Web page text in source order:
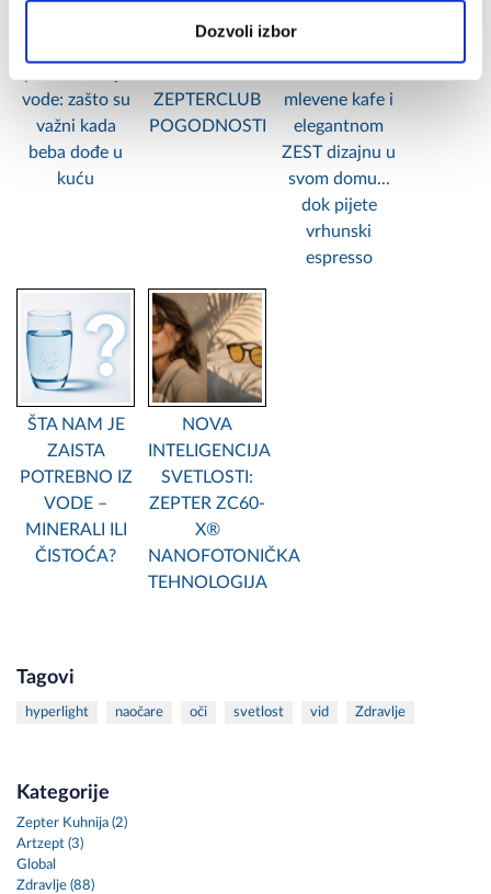
Dozvoli izbor
vode: zašto su
važni kada
beba dođe u
kuću
ZEPTERCLUB
POGODNOSTI
mlevene kafe i
elegantnom
ZEST dizajnu u
svom domu...
dok pijete
vrhunski
espresso
ŠTA NAM JE
ZAISTA
POTREBNO IZ
VODE –
MINERALI ILI
ČISTOĆA?
NOVA
INTELIGENCIJA
SVETLOSTI:
ZEPTER ZC60-
X®
NANOFOTONIČKA
TEHNOLOGIJA
Tagovi
hyperlight naočare oči svetlost vid Zdravlje
Kategorije
Zepter Kuhnija (2)
Artzept (3)
Global
Zdravlje (88)